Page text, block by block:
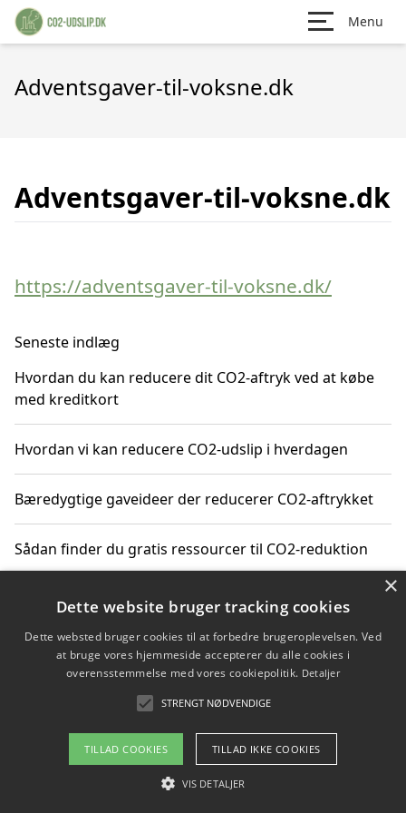
Menu
Adventsgaver-til-voksne.dk
Adventsgaver-til-voksne.dk
https://adventsgaver-til-voksne.dk/
Seneste indlæg
Hvordan du kan reducere dit CO2-aftryk ved at købe
med kreditkort
Hvordan vi kan reducere CO2-udslip i hverdagen
Bæredygtige gaveideer der reducerer CO2-aftrykket
Sådan finder du gratis ressourcer til CO2-reduktion
Hvordan gadgets til hjemmet kan reducere CO2-udslip
Copyright 2026 - Pilanto Aps
Om / kontakt
Blog Betingelser
×
Dette website bruger tracking cookies
Dette websted bruger cookies til at forbedre brugeroplevelsen. Ved
at bruge vores hjemmeside accepterer du alle cookies i
overensstemmelse med vores cookiepolitik. Detaljer
STRENGT NØDVENDIGE
TILLAD COOKIES TILLAD IKKE COOKIES
VIS DETALJER